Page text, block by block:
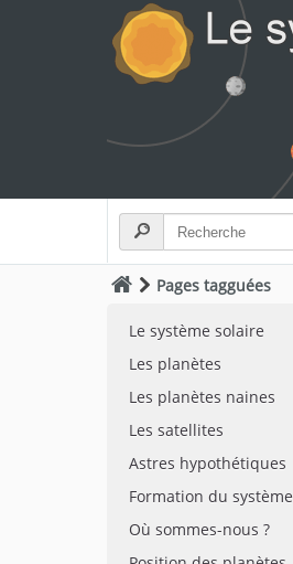
Pages tagguées
Le système solaire
Les planètes
Les planètes naines
Les satellites
Astres hypothétiques
Formation du système
Où sommes-nous ?